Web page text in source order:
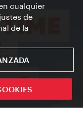
cualquier
de
de la